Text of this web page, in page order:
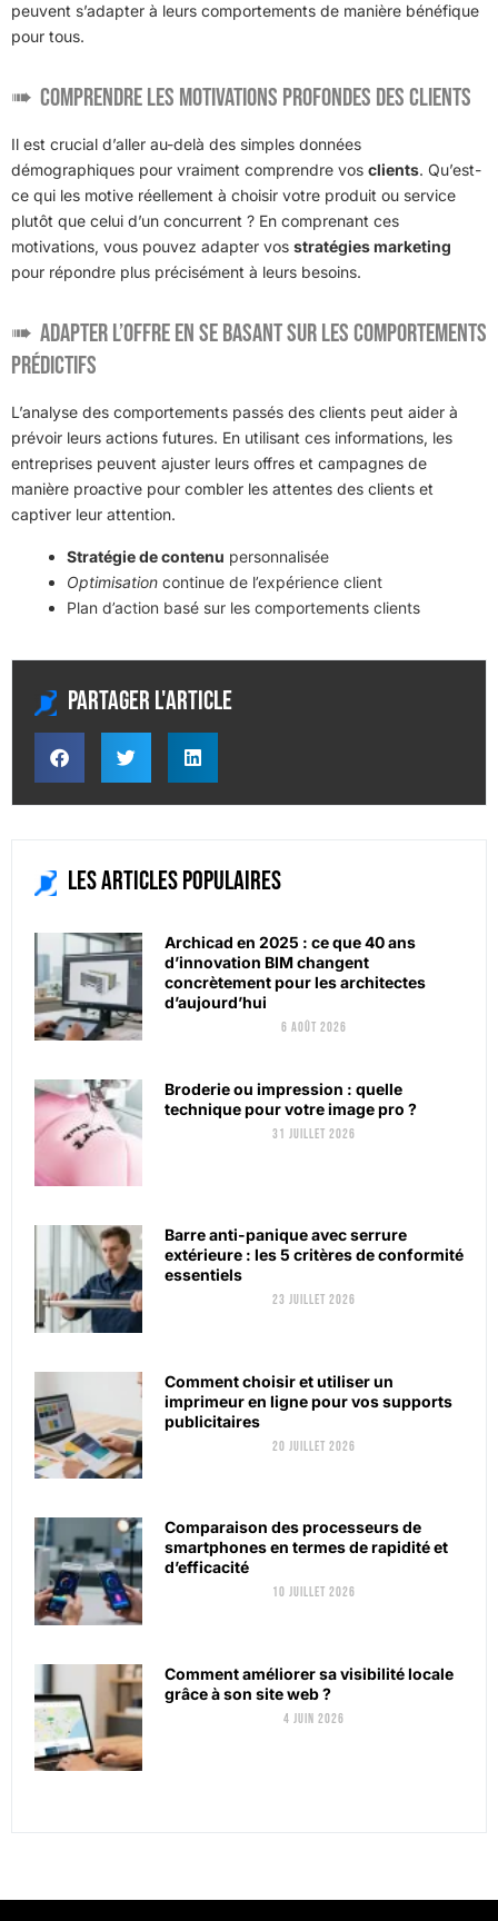
peuvent s’adapter à leurs comportements de manière bénéfique
pour tous.
Comprendre les motivations profondes des clients
Il est crucial d’aller au-delà des simples données
démographiques pour vraiment comprendre vos clients. Qu’est-
ce qui les motive réellement à choisir votre produit ou service
plutôt que celui d’un concurrent ? En comprenant ces
motivations, vous pouvez adapter vos stratégies marketing
pour répondre plus précisément à leurs besoins.
Adapter l’offre en se basant sur les comportements
prédictifs
L’analyse des comportements passés des clients peut aider à
prévoir leurs actions futures. En utilisant ces informations, les
entreprises peuvent ajuster leurs offres et campagnes de
manière proactive pour combler les attentes des clients et
captiver leur attention.
Stratégie de contenu personnalisée
Optimisation continue de l’expérience client
Plan d’action basé sur les comportements clients
Partager l'article
Les articles populaires
Archicad en 2025 : ce que 40 ans
d’innovation BIM changent
concrètement pour les architectes
d’aujourd’hui
6 août 2026
Broderie ou impression : quelle
technique pour votre image pro ?
31 juillet 2026
Barre anti-panique avec serrure
extérieure : les 5 critères de conformité
essentiels
23 juillet 2026
Comment choisir et utiliser un
imprimeur en ligne pour vos supports
publicitaires
20 juillet 2026
Comparaison des processeurs de
smartphones en termes de rapidité et
d’efficacité
10 juillet 2026
Comment améliorer sa visibilité locale
grâce à son site web ?
4 juin 2026